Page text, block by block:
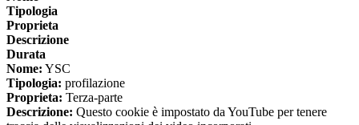
Tipologia
Proprieta
Descrizione
Durata
Nome: YSC
Tipologia: profilazione
Proprieta: Terza-parte
Descrizione: Questo cookie è impostato da YouTube per tenere